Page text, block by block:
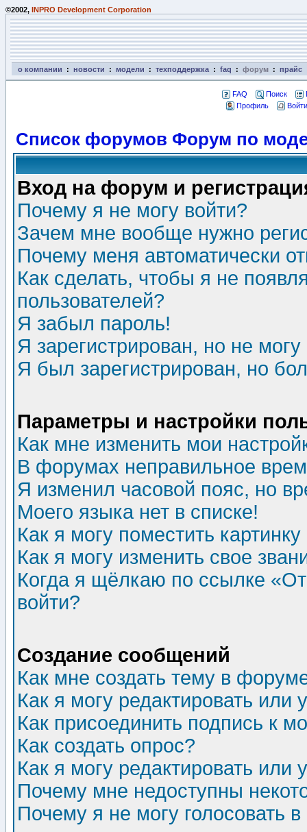
©2002, INPRO Development Corporation
о компании : новости : модели : техподдержка : faq : форум : прайс
FAQ Поиск
Профиль
Список форумов Форум по
Вход на форум и
Почему я не могу войти?
Зачем мне вообще нужно
Почему меня автоматически
Как сделать, чтобы я не
пользователей?
Я забыл пароль!
Я зарегистрирован, но не могу
Я был зарегистрирован, но
Параметры и настройки
Как мне изменить мои
В форумах неправильное
Я изменил часовой пояс, но
Моего языка нет в списке!
Как я могу поместить
Как я могу изменить свое
Когда я щёлкаю по ссылке
войти?
Создание сообщений
Как мне создать тему в
Как я могу редактировать или
Как присоединить подпись к
Как создать опрос?
Как я могу редактировать или
Почему мне недоступны
Почему я не могу голосовать